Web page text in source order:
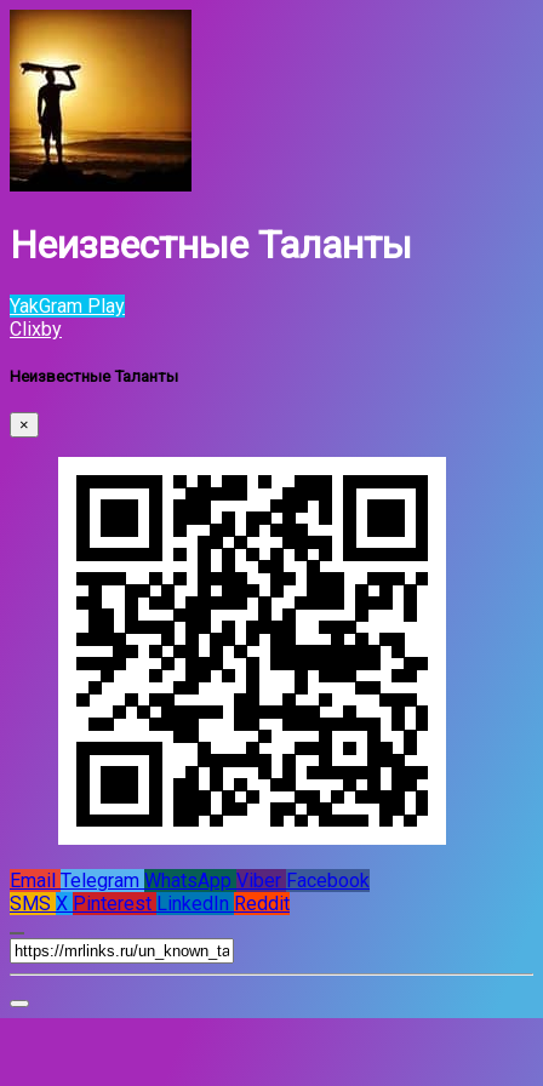
Неизвестные Таланты
YakGram Play
Clixby
Неизвестные Таланты
×
Email Telegram WhatsApp Viber Facebook
SMS X Pinterest LinkedIn Reddit